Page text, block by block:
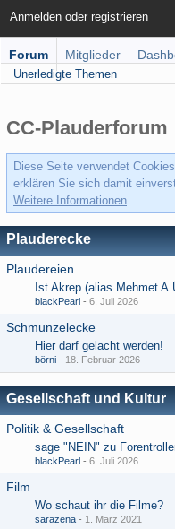
Anmelden oder registrieren
Forum Mitglieder
Unerledigte Themen
CC-Plauderforum
Diese Seite verwendet
erklären Sie sich damit
Weitere Informationen
Plauderecke
Plaudereien
Ist Akrep (alias Mehmet
blackPearl - 6. Juli 2026
Schmunzelecke
Hier darf gelacht werden!
börni - 18. Februar 2026
Gesellschaft und Kultur
Politik & Gesellschaft
sage "NEIN" zu
blackPearl - 6. Juli 2026
Film
Wo schaut ihr die Filme?
sarazena - 1. März 2021